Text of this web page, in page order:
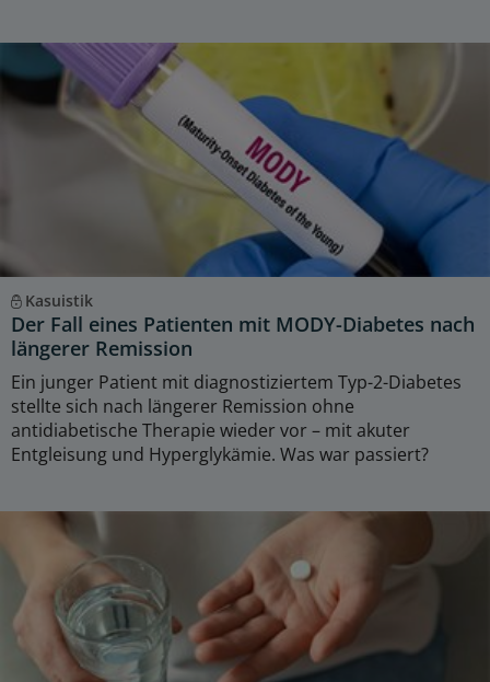
Kasuistik
Der Fall eines Patienten mit MODY-Diabetes nach
längerer Remission
Ein junger Patient mit diagnostiziertem Typ-2-Diabetes
stellte sich nach längerer Remission ohne
antidiabetische Therapie wieder vor – mit akuter
Entgleisung und Hyperglykämie. Was war passiert?